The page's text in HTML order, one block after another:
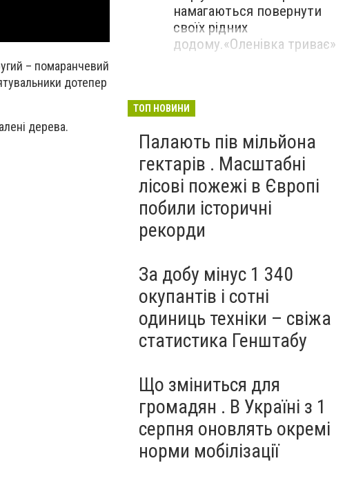
– помаранчевий
дотепер
дерева.
намагаються повернути
своїх рідних
додому.«Оленівка триває»
ТОП НОВИНИ
Палають пів мільйона
гектарів . Масштабні
лісові пожежі в Європі
побили історичні
рекорди
За добу мінус 1 340
окупантів і сотні
одиниць техніки – свіжа
статистика Генштабу
Що зміниться для
громадян . В Україні з 1
серпня оновлять окремі
норми мобілізації